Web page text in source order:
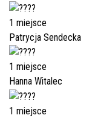
1 miejsce
Patrycja Sendecka
1 miejsce
Hanna Witalec
1 miejsce